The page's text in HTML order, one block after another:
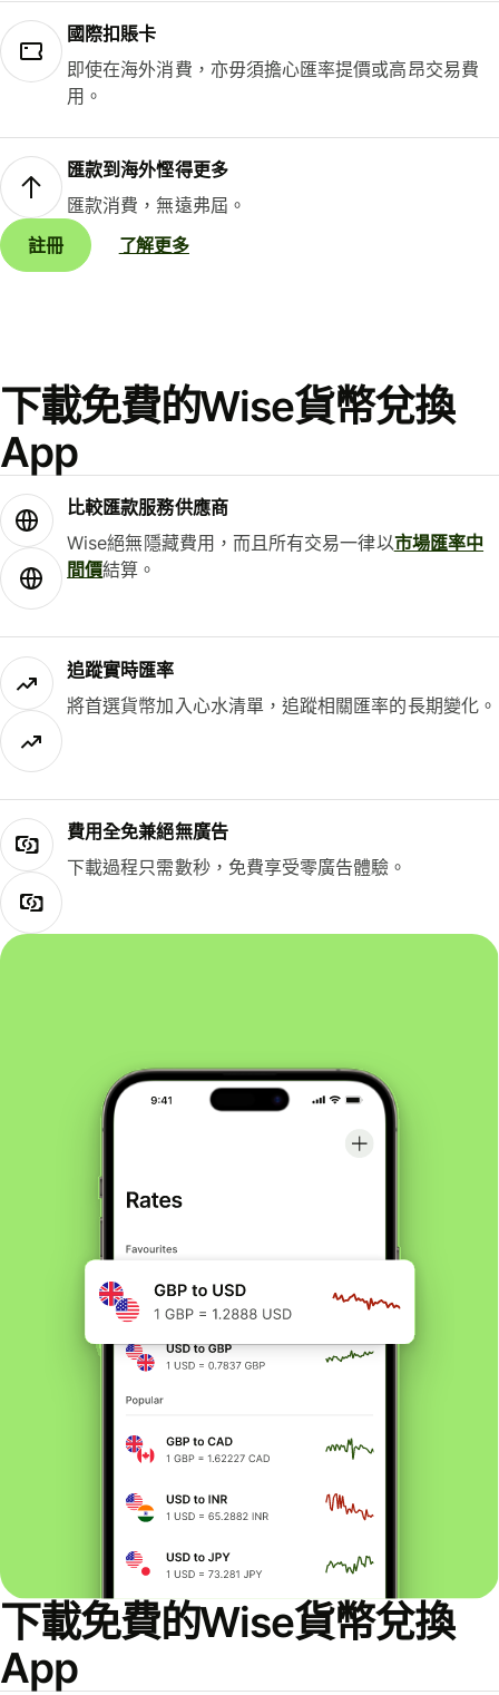
國際扣賬卡
即使在海外消費，亦毋須擔心匯率提價或高昂交易費
用。
匯款到海外慳得更多
匯款消費，無遠弗屆。
註冊
了解更多
下載免費的Wise貨幣兌換
App
比較匯款服務供應商
Wise絕無隱藏費用，而且所有交易一律以市場匯率中
間價結算。
追蹤實時匯率
將首選貨幣加入心水清單，追蹤相關匯率的長期變化。
費用全免兼絕無廣告
下載過程只需數秒，免費享受零廣告體驗。
下載免費的Wise貨幣兌換
App